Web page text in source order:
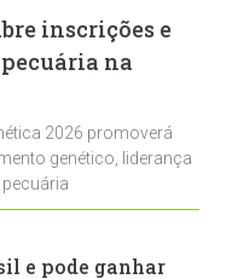
inscrições e
na
2026 promoverá
genético, liderança
e pode ganhar